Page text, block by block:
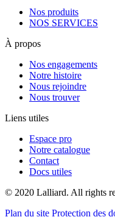
Nos produits
NOS SERVICES
À propos
Nos engagements
Notre histoire
Nous rejoindre
Nous trouver
Liens utiles
Espace pro
Notre catalogue
Contact
Docs utiles
© 2020 Lalliard. All rights
Plan du site Protection des